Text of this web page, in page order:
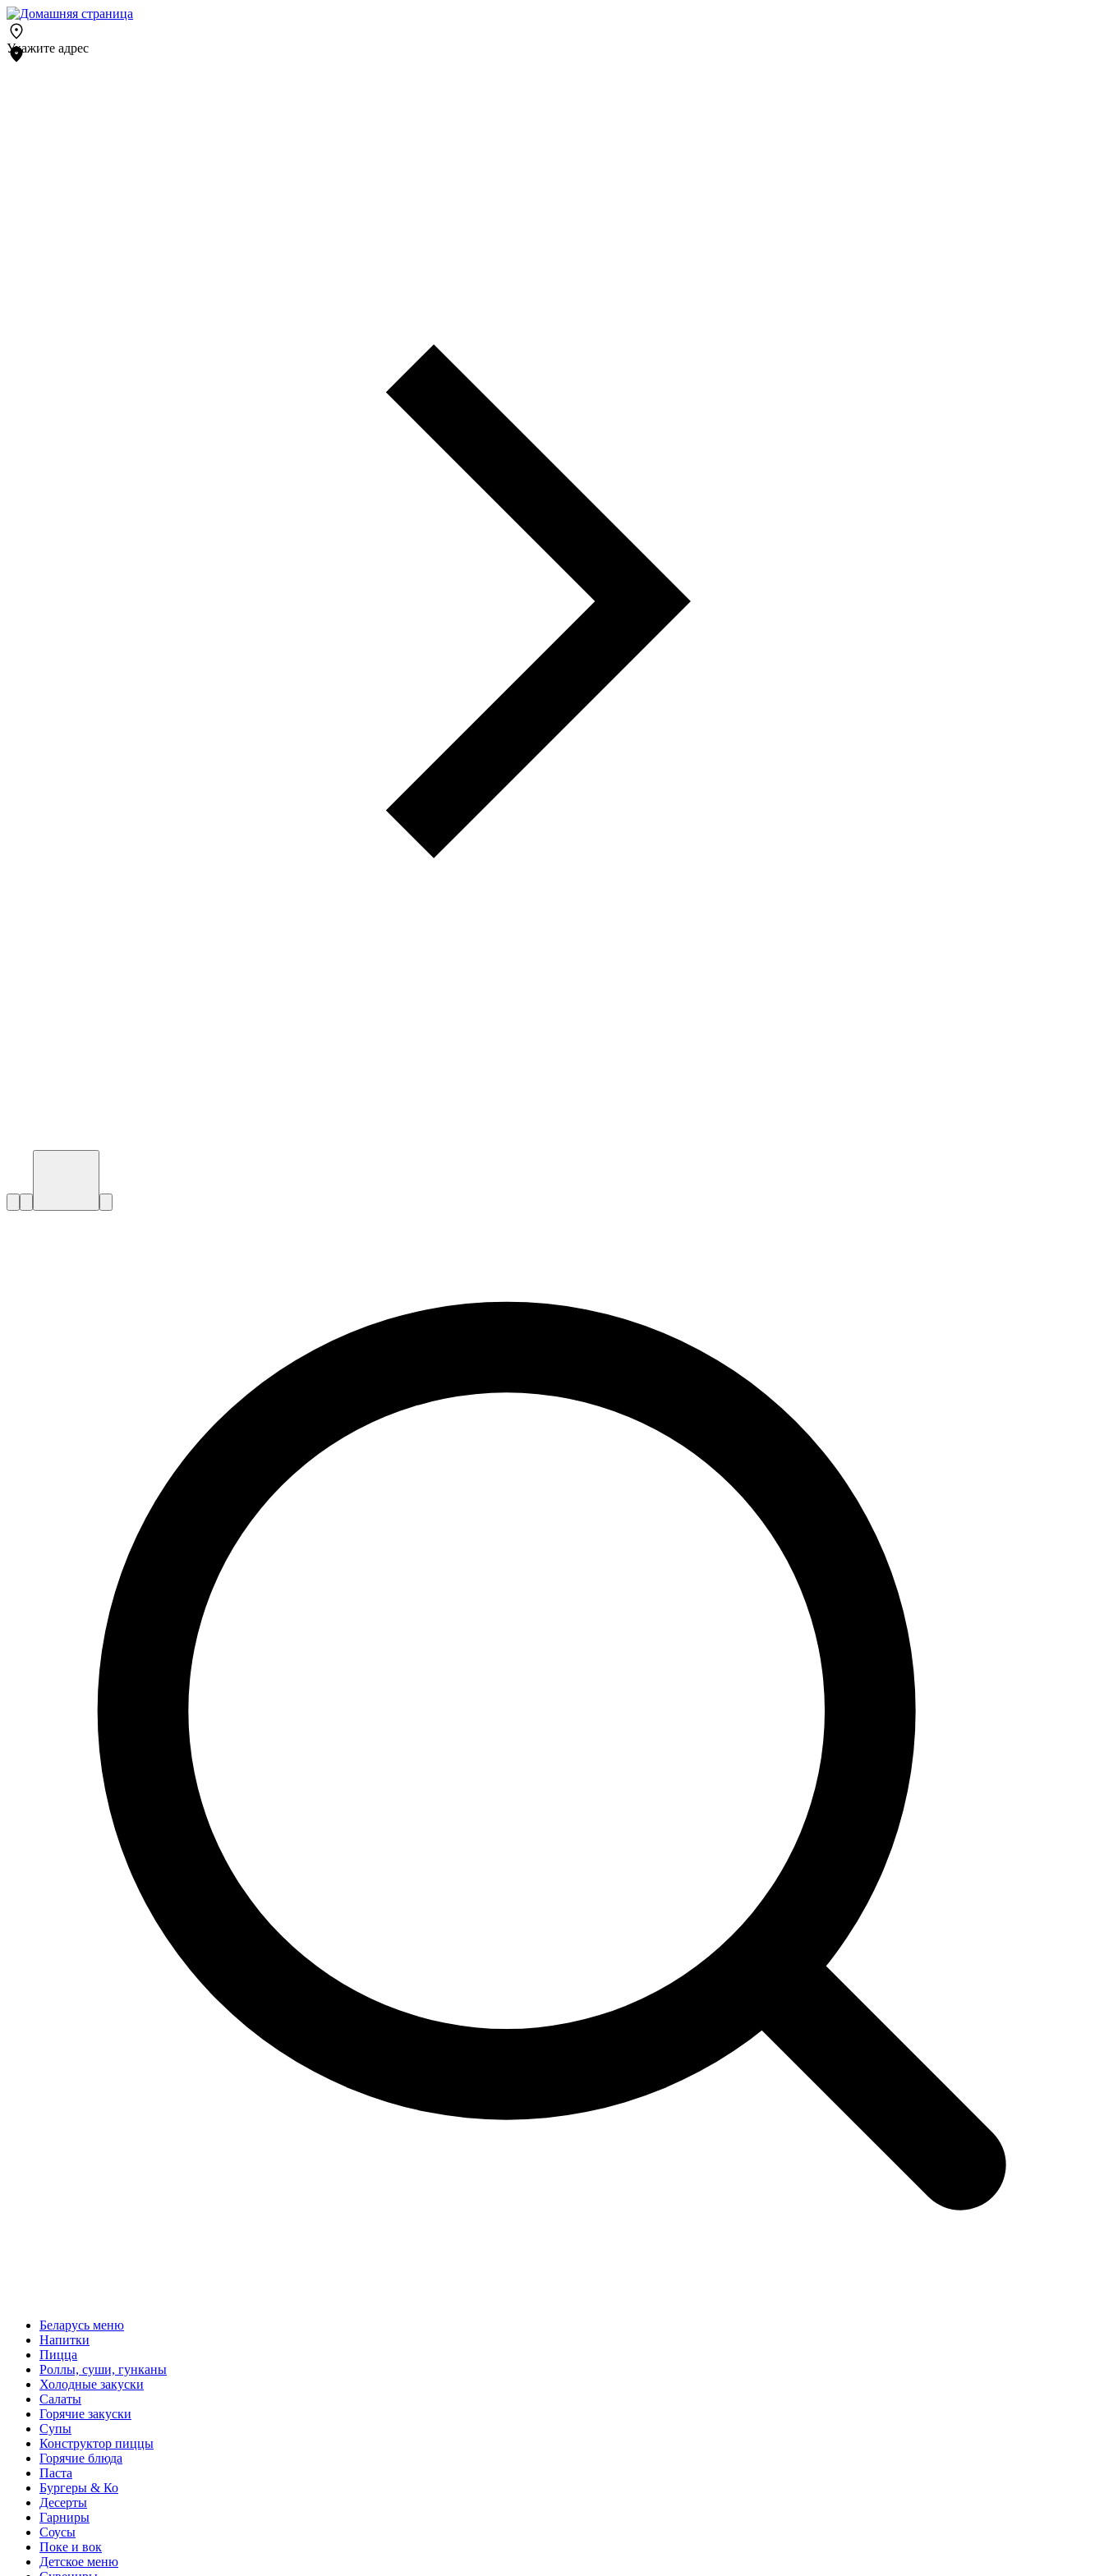
Укажите адрес
Беларусь меню
Напитки
Пицца
Роллы, суши, гунканы
Холодные закуски
Салаты
Горячие закуски
Супы
Конструктор пиццы
Горячие блюда
Паста
Бургеры & Ко
Десерты
Гарниры
Соусы
Поке и вок
Детское меню